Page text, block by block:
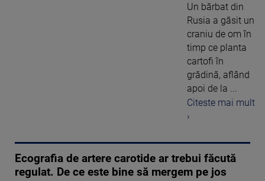
Un bărbat din
Rusia a găsit un
craniu de om în
timp ce planta
cartofi în
grădină, aflând
apoi de la ...
Citeste mai mult
›
Ecografia de artere carotide ar trebui făcută
regulat. De ce este bine să mergem pe jos